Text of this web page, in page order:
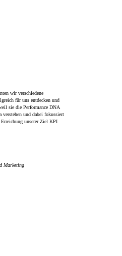
wir verschiedene
für uns entdecken und
sie die Performance DNA
verstehen und dabei fokussiert
unserer Ziel KPI
Marketing